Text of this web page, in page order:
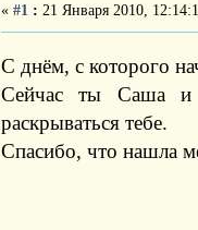
« #1 : 21 Января 2010,
С днём, с которого
Сейчас ты Саша и
раскрываться тебе.
Спасибо, что нашла